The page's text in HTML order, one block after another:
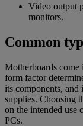
Video output
monitors.
Common
Motherboards
form factor
its components,
supplies. Choosing
on the intended use
PCs.